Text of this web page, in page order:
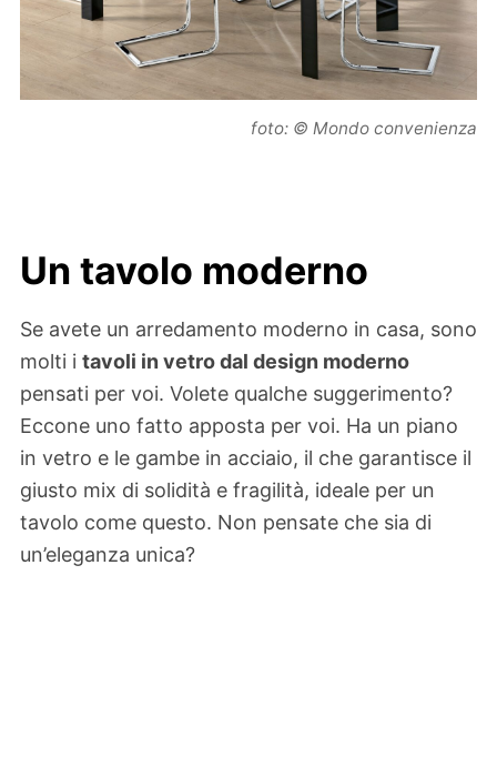
foto: © Mondo convenienza
Un tavolo moderno
Se avete un arredamento moderno in casa, sono
molti i tavoli in vetro dal design moderno
pensati per voi. Volete qualche suggerimento?
Eccone uno fatto apposta per voi. Ha un piano
in vetro e le gambe in acciaio, il che garantisce il
giusto mix di solidità e fragilità, ideale per un
tavolo come questo. Non pensate che sia di
un’eleganza unica?